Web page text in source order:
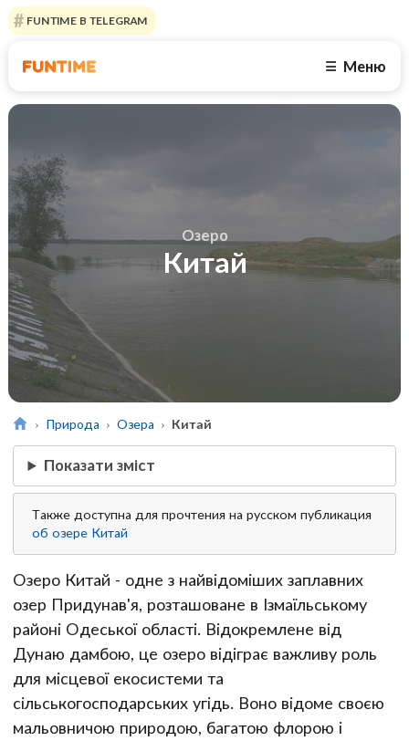
FUNTIME В TELEGRAM
☰ Меню
Озеро
Китай
Природа Озера Китай
Показати зміст
Также доступна для прочтения на русском публикация
об озере Китай
Озеро Китай - одне з найвідоміших заплавних
озер Придунав'я, розташоване в Ізмаїльському
районі Одеської області. Відокремлене від
Дунаю дамбою, це озеро відіграє важливу роль
для місцевої екосистеми та
сільськогосподарських угідь. Воно відоме своєю
мальовничою природою, багатою флорою і